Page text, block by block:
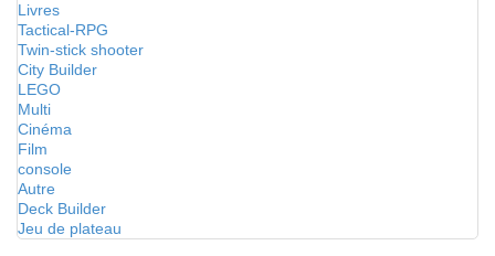
Livres
Tactical-RPG
Twin-stick shooter
City Builder
LEGO
Multi
Cinéma
Film
console
Autre
Deck Builder
Jeu de plateau